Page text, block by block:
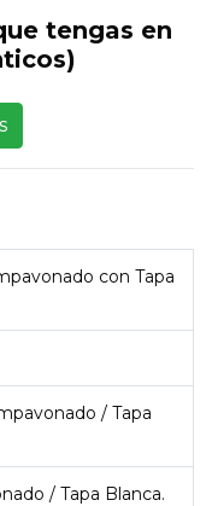
tengas en
con Tapa
/ Tapa
/ Tapa Blanca.